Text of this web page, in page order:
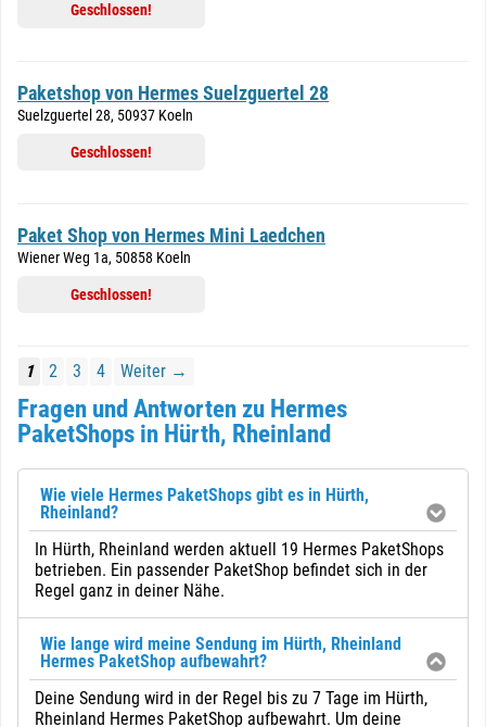
Geschlossen!
Paketshop von Hermes Suelzguertel 28
Suelzguertel 28, 50937 Koeln
Geschlossen!
Paket Shop von Hermes Mini Laedchen
Wiener Weg 1a, 50858 Koeln
Geschlossen!
1 2 3 4 Weiter →
Fragen und Antworten zu Hermes
PaketShops in Hürth, Rheinland
Wie viele Hermes PaketShops gibt es in Hürth,
Rheinland?
In Hürth, Rheinland werden aktuell 19 Hermes PaketShops
betrieben. Ein passender PaketShop befindet sich in der
Regel ganz in deiner Nähe.
Wie lange wird meine Sendung im Hürth, Rheinland
Hermes PaketShop aufbewahrt?
Deine Sendung wird in der Regel bis zu 7 Tage im Hürth,
Rheinland Hermes PaketShop aufbewahrt. Um deine